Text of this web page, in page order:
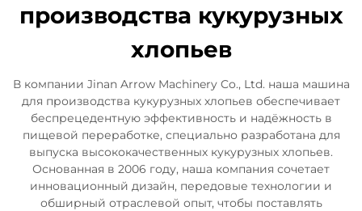
производства кукурузных
хлопьев
В компании Jinan Arrow Machinery Co., Ltd. наша машина
для производства кукурузных хлопьев обеспечивает
беспрецедентную эффективность и надёжность в
пищевой переработке, специально разработана для
выпуска высококачественных кукурузных хлопьев.
Основанная в 2006 году, наша компания сочетает
инновационный дизайн, передовые технологии и
обширный отраслевой опыт, чтобы поставлять